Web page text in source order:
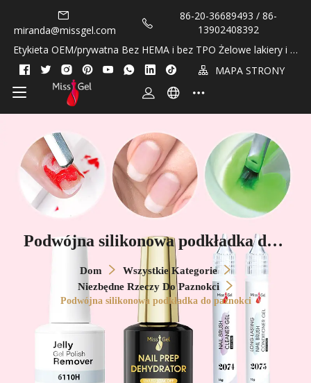
miranda@missgel.com
86-20-36689493 / 86-
13902408392
Etykieta OEM/prywatna Bez HEMA i bez TPO Żelowe lakiery i ol
ejki do skórek!
MAPA STRONY
Podwójna silikonowa podkładka do p
aznokci
Dom
Wszystkie Kategorie
Niezbędne Rzeczy Do Paznokci
Podwójna silikonowa podkładka do paznokci